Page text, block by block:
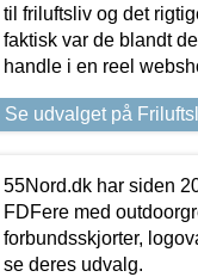
til friluftsliv og det
faktisk var de blandt
handle i en reel
Se udvalget på
55Nord.dk har siden
FDFere med
forbundsskjorter,
se deres udvalg.